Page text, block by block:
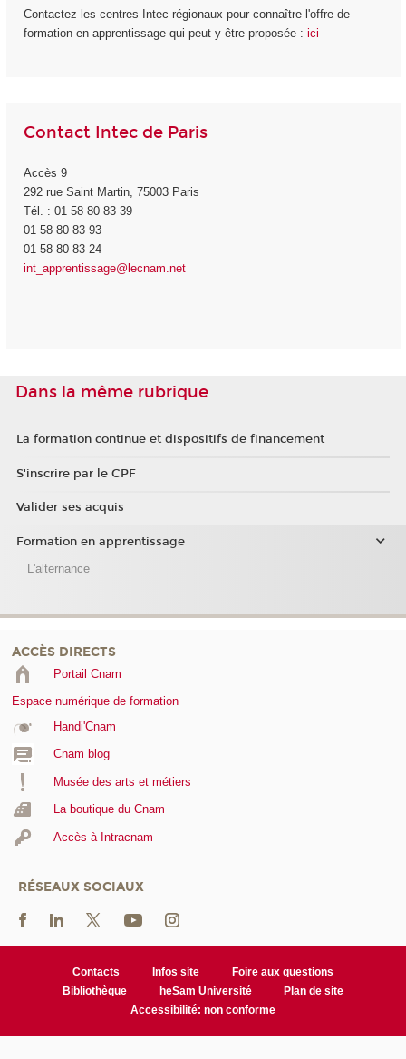
Contactez les centres Intec régionaux pour connaître l'offre de
formation en apprentissage qui peut y être proposée : ici
Contact Intec de Paris
Accès 9
292 rue Saint Martin, 75003 Paris
Tél. : 01 58 80 83 39
01 58 80 83 93
01 58 80 83 24
int_apprentissage@lecnam.net
Dans la même rubrique
La formation continue et dispositifs de financement
S'inscrire par le CPF
Valider ses acquis
Formation en apprentissage
L'alternance
ACCÈS DIRECTS
Portail Cnam
Espace numérique de formation
Handi'Cnam
Cnam blog
Musée des arts et métiers
La boutique du Cnam
Accès à Intracnam
RÉSEAUX SOCIAUX
Contacts Infos site
Foire aux questions
Bibliothèque
heSam Université
Plan de site
Accessibilité: non conforme